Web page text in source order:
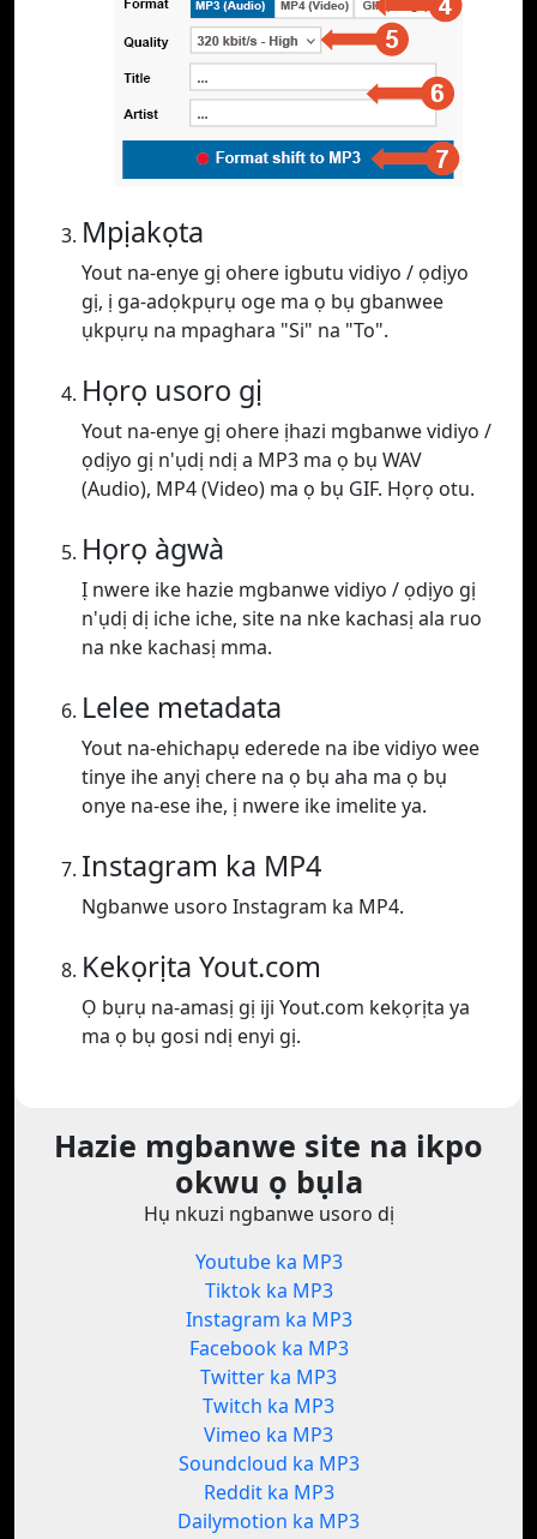
Mpịakọta
Yout na-enye gị ohere igbutu vidiyo / ọdịyo
gị, ị ga-adọkpụrụ oge ma ọ bụ gbanwee
ụkpụrụ na mpaghara "Si" na "To".
Họrọ usoro gị
Yout na-enye gị ohere ịhazi mgbanwe vidiyo /
ọdịyo gị n'ụdị ndị a MP3 ma ọ bụ WAV
(Audio), MP4 (Video) ma ọ bụ GIF. Họrọ otu.
Họrọ àgwà
Ị nwere ike hazie mgbanwe vidiyo / ọdịyo gị
n'ụdị dị iche iche, site na nke kachasị ala ruo
na nke kachasị mma.
Lelee metadata
Yout na-ehichapụ ederede na ibe vidiyo wee
tinye ihe anyị chere na ọ bụ aha ma ọ bụ
onye na-ese ihe, ị nwere ike imelite ya.
Instagram ka MP4
Ngbanwe usoro Instagram ka MP4.
Kekọrịta Yout.com
Ọ bụrụ na-amasị gị iji Yout.com kekọrịta ya
ma ọ bụ gosi ndị enyi gị.
Hazie mgbanwe site na ikpo
okwu ọ bụla
Hụ nkuzi ngbanwe usoro dị
Youtube ka MP3
Tiktok ka MP3
Instagram ka MP3
Facebook ka MP3
Twitter ka MP3
Twitch ka MP3
Vimeo ka MP3
Soundcloud ka MP3
Reddit ka MP3
Dailymotion ka MP3